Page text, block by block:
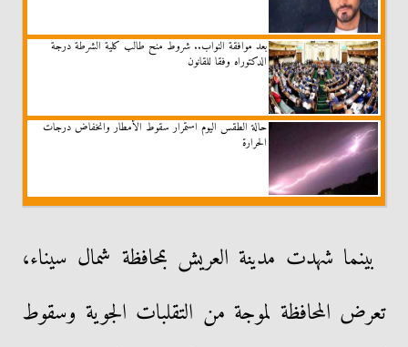
بعد موافقة النواب.. شروط منح طالب كلية الشرطة درجة
الدكتوراه وفقا للقانون
حالة الطقس اليوم استمرار سقوط الأمطار وانخفاض درجات
الحرارة
بينما شهدت مدينة العريش بمحافظة شمال سيناء،
تعرض المحافظة لموجة من التقلبات الجوية وسقوط